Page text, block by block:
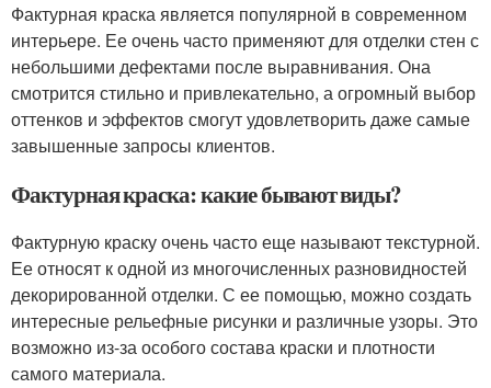
Фактурная краска является популярной в современном
интерьере. Ее очень часто применяют для отделки стен с
небольшими дефектами после выравнивания. Она
смотрится стильно и привлекательно, а огромный выбор
оттенков и эффектов смогут удовлетворить даже самые
завышенные запросы клиентов.
Фактурная краска: какие бывают виды?
Фактурную краску очень часто еще называют текстурной.
Ее относят к одной из многочисленных разновидностей
декорированной отделки. С ее помощью, можно создать
интересные рельефные рисунки и различные узоры. Это
возможно из-за особого состава краски и плотности
самого материала.